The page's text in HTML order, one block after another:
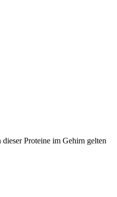
Proteine im Gehirn gelten